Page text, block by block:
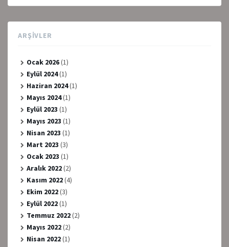
ARŞIVLER
Ocak 2026(1)
Eylül 2024(1)
Haziran 2024(1)
Mayıs 2024(1)
Eylül 2023 (1)
Mayıs 2023 (1)
Nisan 2023 (1)
Mart 2023 (3)
Ocak 2023 (1)
Aralık 2022(2)
Kasım 2022(4)
Ekim 2022(3)
Eylül 2022(1)
Temmuz 2022(2)
Mayıs 2022(2)
Nisan 2022(1)